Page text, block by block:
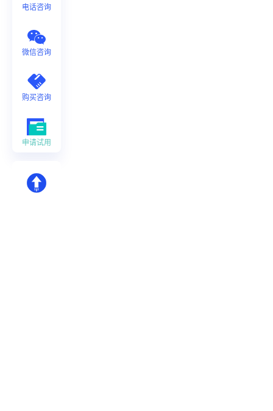
电话咨询
微信咨询
购买咨询
申请试用